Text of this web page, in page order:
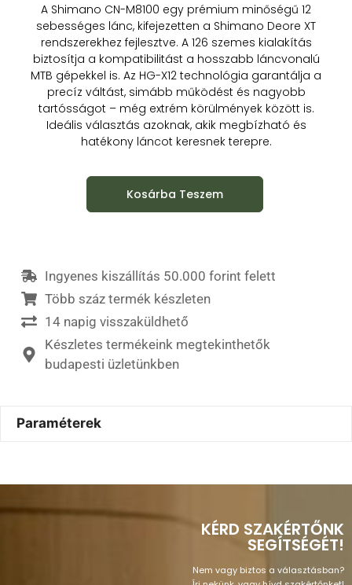
A Shimano CN-M8100 egy prémium minőségű 12
sebességes lánc, kifejezetten a Shimano Deore XT
rendszerekhez fejlesztve. A 126 szemes kialakítás
biztosítja a kompatibilitást a hosszabb láncvonalú
MTB gépekkel is. Az HG-X12 technológia garantálja a
precíz váltást, simább működést és nagyobb
tartósságot – még extrém körülmények között is.
Ideális választás azoknak, akik megbízható és
hatékony láncot keresnek terepre.
Kosárba Teszem
Ingyenes kiszállítás 50.000 forint felett
Több száz termék készleten
14 napig visszaküldhető
Készletes termékeink megtekinthetők
budapesti üzletünkben
Paraméterek
KÉRD SZAKÉRTŐNK
SEGÍTSÉGÉT!
Nem vagy biztos a választásban?